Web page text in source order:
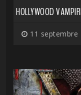
HOLLYWOOD
11 septembre